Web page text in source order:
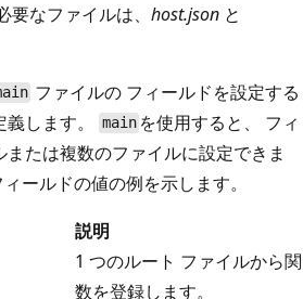
なファイルは、 host.json と
ファイルの フィールドを設定する
します。
main を使用すると、
フィ
たは複数のファイルに設定できま
ィールドの値の例を示します。
説明
1 つのルート ファイルから関
数を登録します。